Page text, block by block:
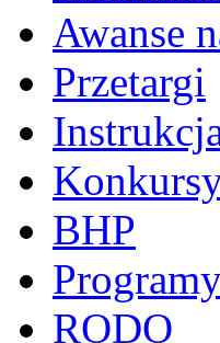
Awanse
Przetargi
BHP
RODO